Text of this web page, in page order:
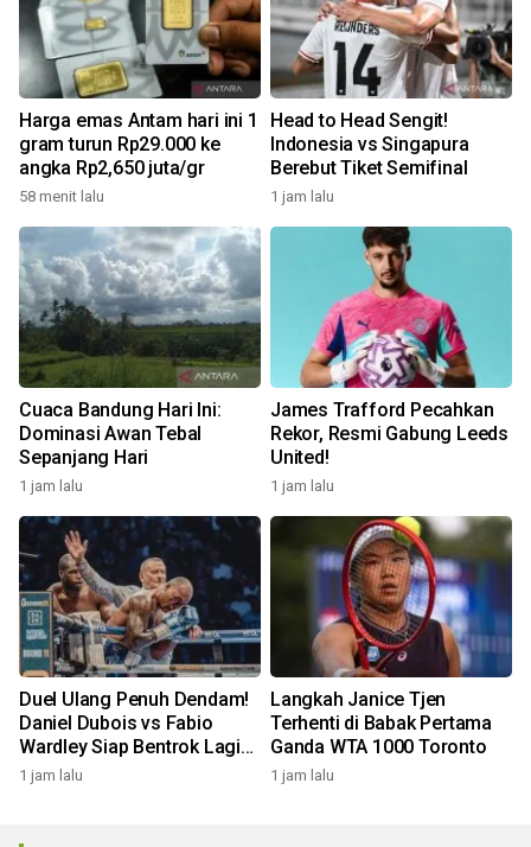
Harga emas Antam hari ini 1
gram turun Rp29.000 ke
angka Rp2,650 juta/gr
58 menit lalu
Head to Head Sengit!
Indonesia vs Singapura
Berebut Tiket Semifinal
1 jam lalu
Cuaca Bandung Hari Ini:
Dominasi Awan Tebal
Sepanjang Hari
1 jam lalu
James Trafford Pecahkan
Rekor, Resmi Gabung Leeds
United!
1 jam lalu
Duel Ulang Penuh Dendam!
Daniel Dubois vs Fabio
Wardley Siap Bentrok Lagi
Oktober Ini
1 jam lalu
Langkah Janice Tjen
Terhenti di Babak Pertama
Ganda WTA 1000 Toronto
1 jam lalu